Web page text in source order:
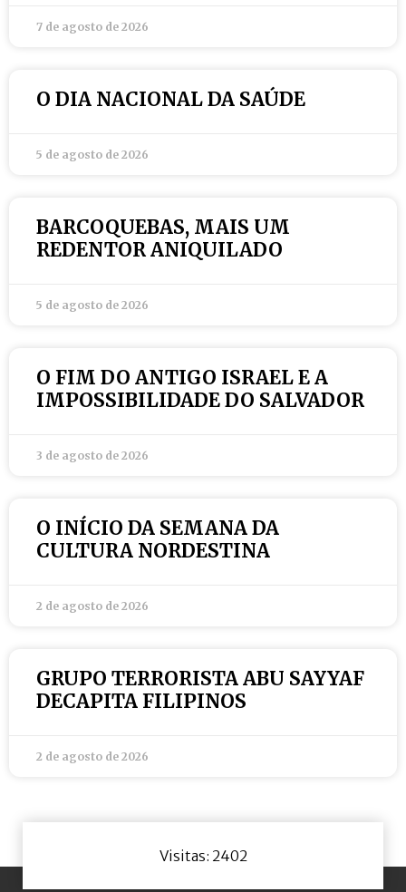
7 de agosto de 2026
O DIA NACIONAL DA SAÚDE
5 de agosto de 2026
BARCOQUEBAS, MAIS UM
REDENTOR ANIQUILADO
5 de agosto de 2026
O FIM DO ANTIGO ISRAEL E A
IMPOSSIBILIDADE DO SALVADOR
3 de agosto de 2026
O INÍCIO DA SEMANA DA
CULTURA NORDESTINA
2 de agosto de 2026
GRUPO TERRORISTA ABU SAYYAF
DECAPITA FILIPINOS
2 de agosto de 2026
Visitas: 2402